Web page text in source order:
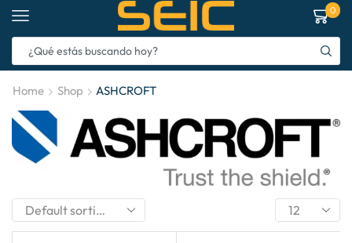
0
Home Shop ASHCROFT